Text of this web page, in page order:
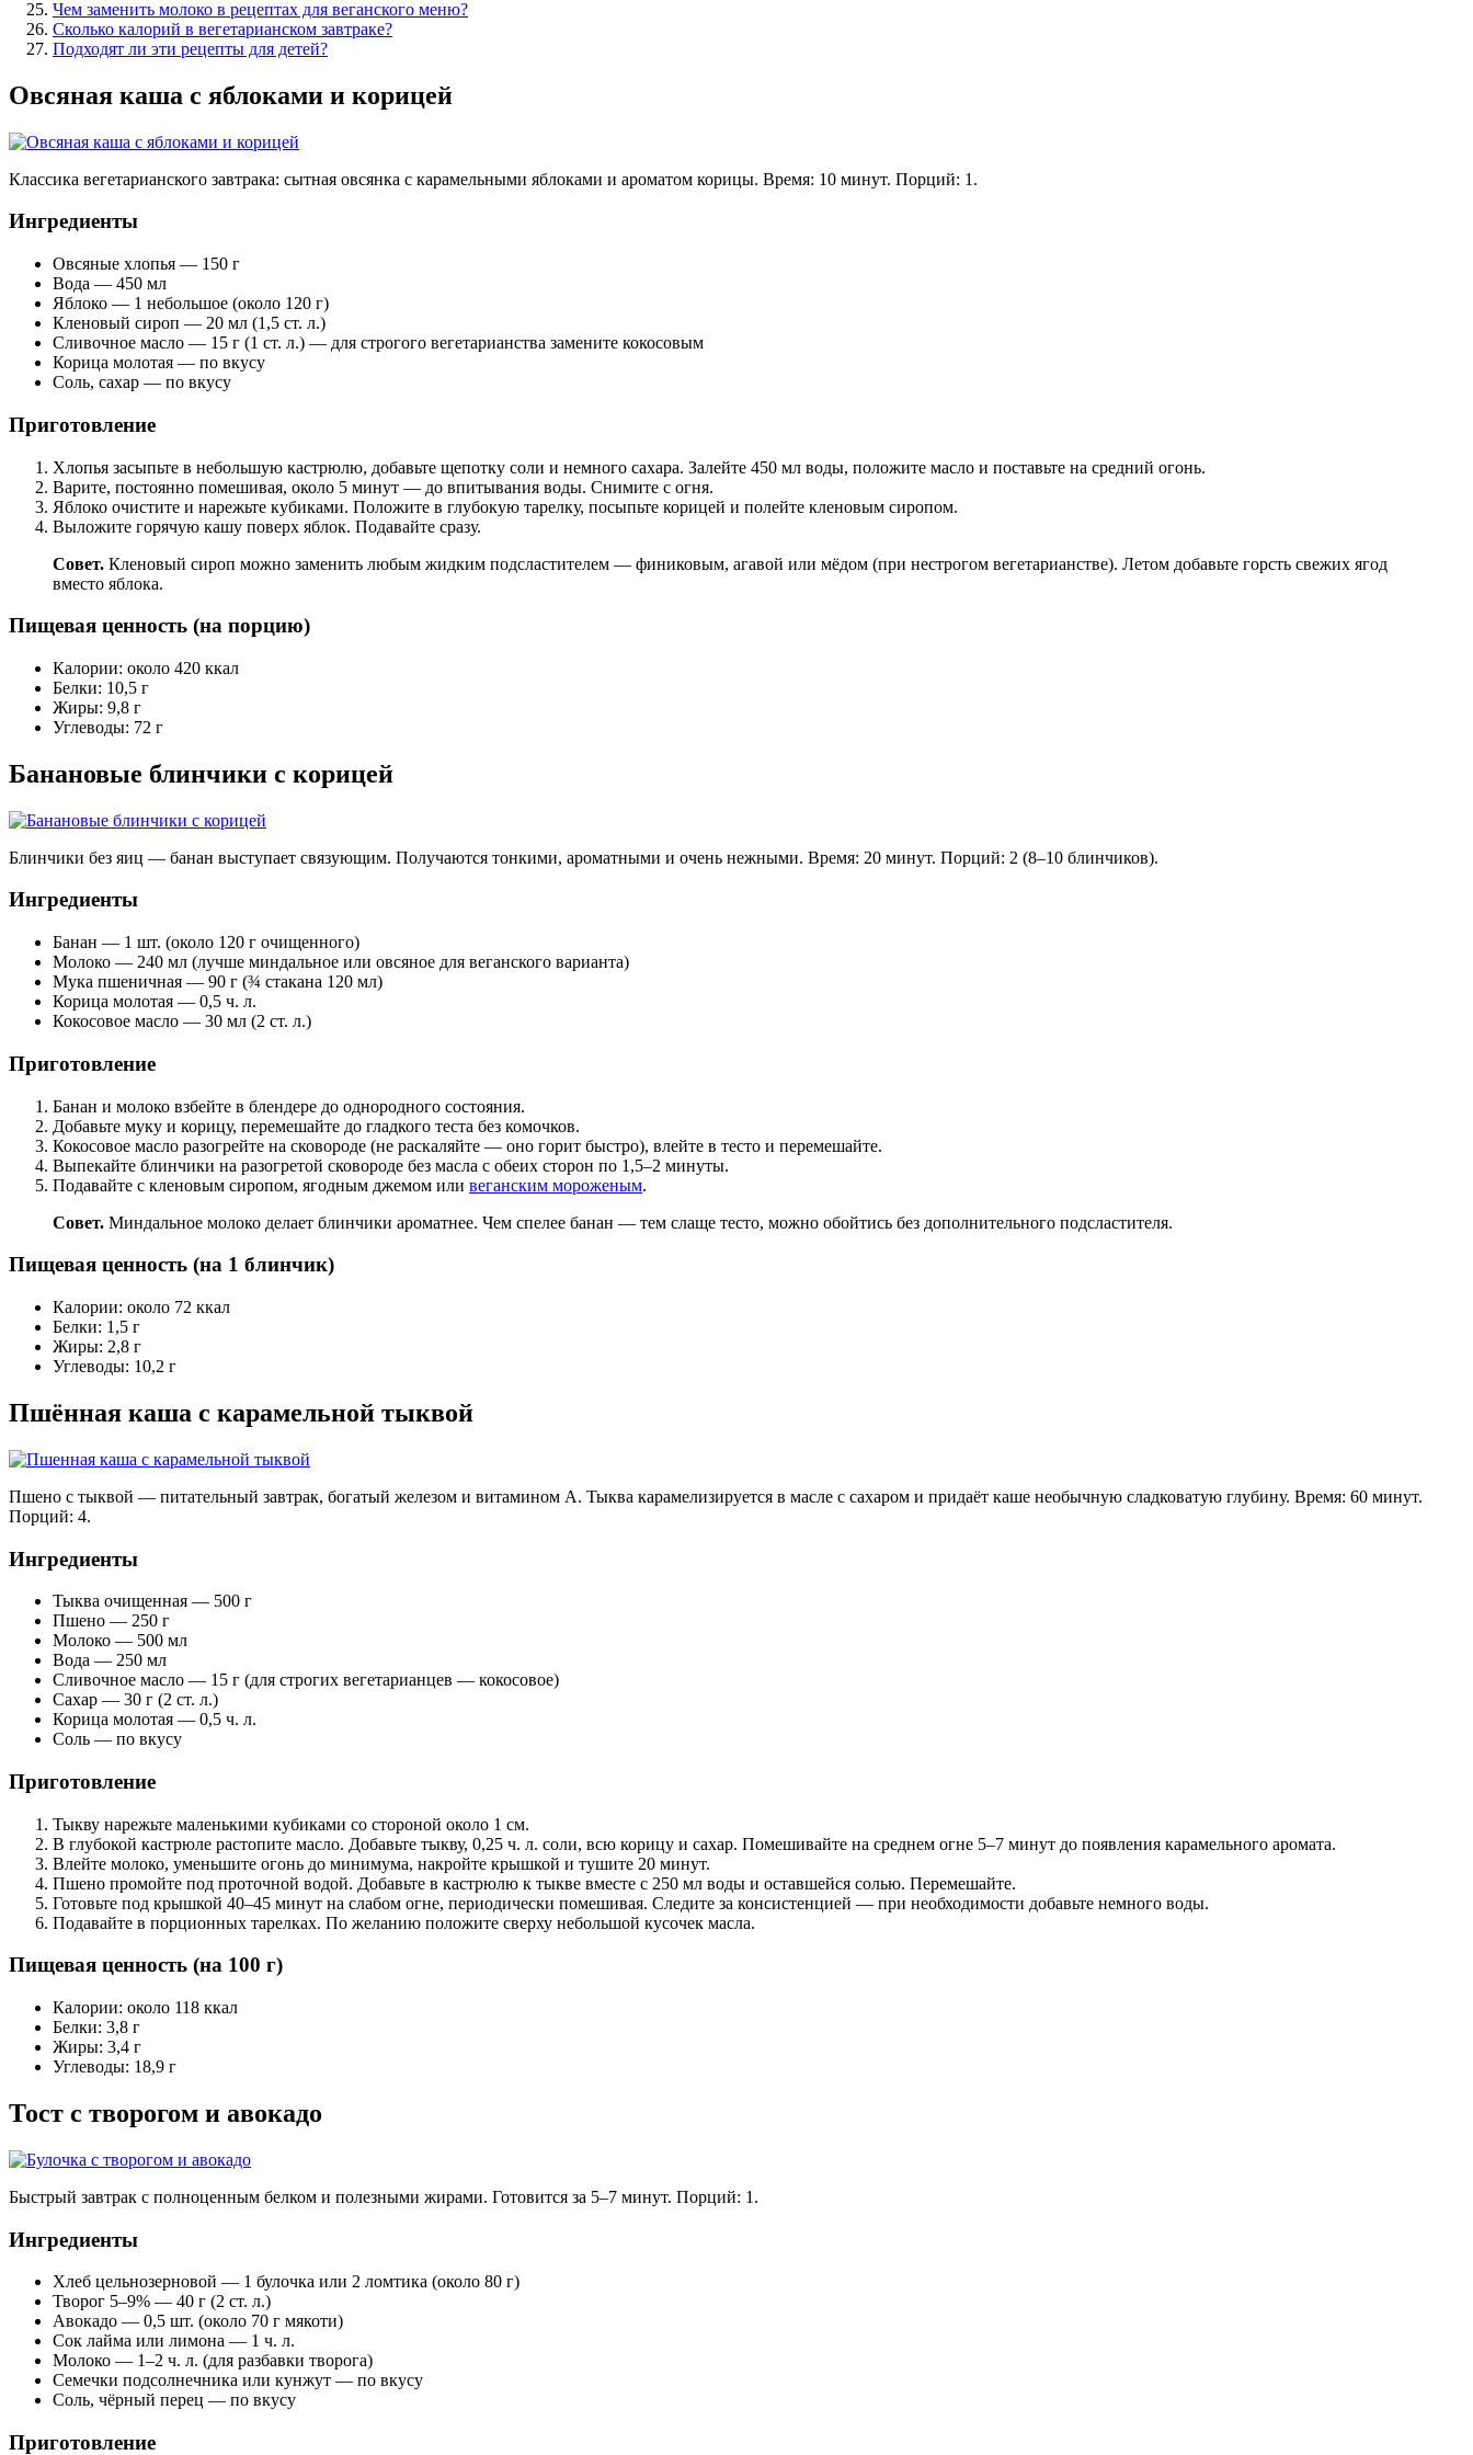
Чем заменить молоко в рецептах для веганского меню?
Сколько калорий в вегетарианском завтраке?
Подходят ли эти рецепты для детей?
Овсяная каша с яблоками и корицей
Классика вегетарианского завтрака: сытная овсянка с карамельными яблоками и ароматом корицы. Время: 10 минут. Порций: 1.
Ингредиенты
Овсяные хлопья — 150 г
Вода — 450 мл
Яблоко — 1 небольшое (около 120 г)
Кленовый сироп — 20 мл (1,5 ст. л.)
Сливочное масло — 15 г (1 ст. л.) — для строгого вегетарианства замените кокосовым
Корица молотая — по вкусу
Соль, сахар — по вкусу
Приготовление
Хлопья засыпьте в небольшую кастрюлю, добавьте щепотку соли и немного сахара. Залейте 450 мл воды, положите масло и поставьте на средний огонь.
Варите, постоянно помешивая, около 5 минут — до впитывания воды. Снимите с огня.
Яблоко очистите и нарежьте кубиками. Положите в глубокую тарелку, посыпьте корицей и полейте кленовым сиропом.
Выложите горячую кашу поверх яблок. Подавайте сразу.
Совет. Кленовый сироп можно заменить любым жидким подсластителем — финиковым, агавой или мёдом (при нестрогом вегетарианстве). Летом добавьте горсть свежих ягод
вместо яблока.
Пищевая ценность (на порцию)
Калории: около 420 ккал
Белки: 10,5 г
Жиры: 9,8 г
Углеводы: 72 г
Банановые блинчики с корицей
Блинчики без яиц — банан выступает связующим. Получаются тонкими, ароматными и очень нежными. Время: 20 минут. Порций: 2 (8–10 блинчиков).
Ингредиенты
Банан — 1 шт. (около 120 г очищенного)
Молоко — 240 мл (лучше миндальное или овсяное для веганского варианта)
Мука пшеничная — 90 г (¾ стакана 120 мл)
Корица молотая — 0,5 ч. л.
Кокосовое масло — 30 мл (2 ст. л.)
Приготовление
Банан и молоко взбейте в блендере до однородного состояния.
Добавьте муку и корицу, перемешайте до гладкого теста без комочков.
Кокосовое масло разогрейте на сковороде (не раскаляйте — оно горит быстро), влейте в тесто и перемешайте.
Выпекайте блинчики на разогретой сковороде без масла с обеих сторон по 1,5–2 минуты.
Подавайте с кленовым сиропом, ягодным джемом или веганским мороженым.
Совет. Миндальное молоко делает блинчики ароматнее. Чем спелее банан — тем слаще тесто, можно обойтись без дополнительного подсластителя.
Пищевая ценность (на 1 блинчик)
Калории: около 72 ккал
Белки: 1,5 г
Жиры: 2,8 г
Углеводы: 10,2 г
Пшённая каша с карамельной тыквой
Пшено с тыквой — питательный завтрак, богатый железом и витамином A. Тыква карамелизируется в масле с сахаром и придаёт каше необычную сладковатую глубину. Время: 60 минут.
Порций: 4.
Ингредиенты
Тыква очищенная — 500 г
Пшено — 250 г
Молоко — 500 мл
Вода — 250 мл
Сливочное масло — 15 г (для строгих вегетарианцев — кокосовое)
Сахар — 30 г (2 ст. л.)
Корица молотая — 0,5 ч. л.
Соль — по вкусу
Приготовление
Тыкву нарежьте маленькими кубиками со стороной около 1 см.
В глубокой кастрюле растопите масло. Добавьте тыкву, 0,25 ч. л. соли, всю корицу и сахар. Помешивайте на среднем огне 5–7 минут до появления карамельного аромата.
Влейте молоко, уменьшите огонь до минимума, накройте крышкой и тушите 20 минут.
Пшено промойте под проточной водой. Добавьте в кастрюлю к тыкве вместе с 250 мл воды и оставшейся солью. Перемешайте.
Готовьте под крышкой 40–45 минут на слабом огне, периодически помешивая. Следите за консистенцией — при необходимости добавьте немного воды.
Подавайте в порционных тарелках. По желанию положите сверху небольшой кусочек масла.
Пищевая ценность (на 100 г)
Калории: около 118 ккал
Белки: 3,8 г
Жиры: 3,4 г
Углеводы: 18,9 г
Тост с творогом и авокадо
Быстрый завтрак с полноценным белком и полезными жирами. Готовится за 5–7 минут. Порций: 1.
Ингредиенты
Хлеб цельнозерновой — 1 булочка или 2 ломтика (около 80 г)
Творог 5–9% — 40 г (2 ст. л.)
Авокадо — 0,5 шт. (около 70 г мякоти)
Сок лайма или лимона — 1 ч. л.
Молоко — 1–2 ч. л. (для разбавки творога)
Семечки подсолнечника или кунжут — по вкусу
Соль, чёрный перец — по вкусу
Приготовление